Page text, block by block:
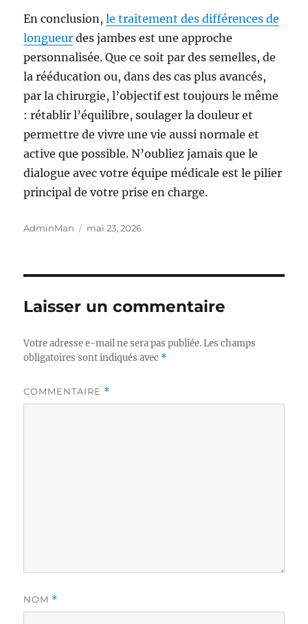
En conclusion,le traitement des différences de
longueur des jambes est une approche
personnalisée. Que ce soit par des semelles, de
la rééducation ou, dans des cas plus avancés,
par la chirurgie, l’objectif est toujours le même
: rétablir l’équilibre, soulager la douleur et
permettre de vivre une vie aussi normale et
active que possible. N’oubliez jamais que le
dialogue avec votre équipe médicale est le pilier
principal de votre prise en charge.
Auteur
AdminMan
Publié
mai 23, 2026
Laisser un commentaire
Votre adresse e-mail ne sera pas publiée. Les champs
obligatoires sont indiqués avec *
COMMENTAIRE *
NOM *